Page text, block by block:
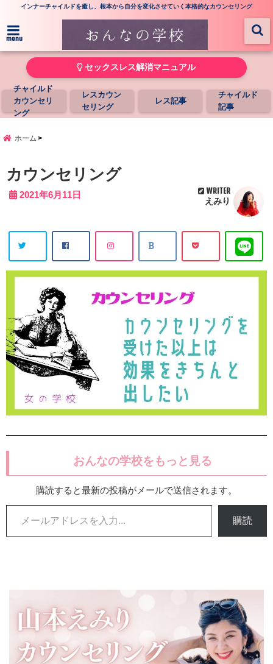
インナーチャイルドを癒し、根本から自分を変化させていく本格的なカウンセリング
menu
セックスレス解消マニュアル
チャイルド
カウンセリ
ング
レスカウン
セリング
レス記事
チャイルド
記事
ホーム
カウンセリング
2021年6月11日 WRITER
えみり
おんなの学校をもっと見る
購読すると最新の投稿がメールで送信されます。
メールアドレスを入力...
購読